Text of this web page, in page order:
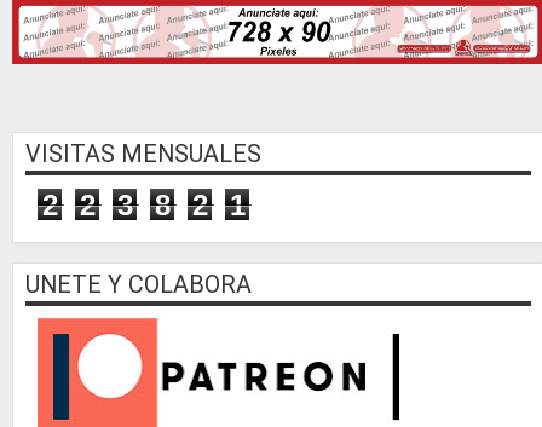
VISITAS MENSUALES
2 2 3 8 2 1
UNETE Y COLABORA